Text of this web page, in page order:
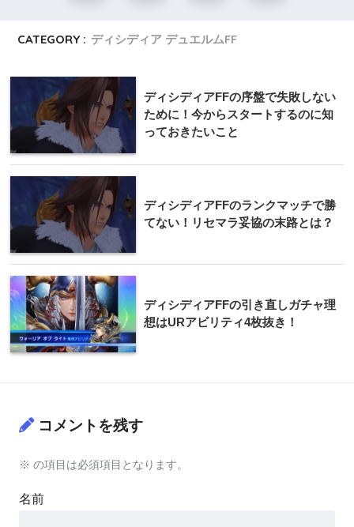
CATEGORY : ディシディア デュエルムFF
ディシディアFFの序盤で失敗しない
ために！今からスタートするのに知
っておきたいこと
ディシディアFFのランクマッチで勝
てない！リセマラ妥協の末路とは？
ディシディアFFの引き直しガチャ理
想はURアビリティ4枚抜き！
コメントを残す
※ の項目は必須項目となります。
名前